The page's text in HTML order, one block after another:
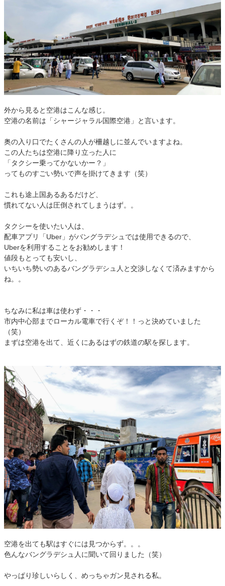
外から見ると空港はこんな感じ。
空港の名前は「シャージャラル国際空港」と言います。
奥の入り口でたくさんの人が柵越しに並んでいますよね。
この人たちは空港に降り立った人に
「タクシー乗ってかないかー？」
ってものすごい勢いで声を掛けてきます（笑）
これも途上国あるあるだけど、
慣れてない人は圧倒されてしまうはず。。
タクシーを使いたい人は、
配車アプリ「Uber」がバングラデシュでは使用できるので、
Uberを利用することをお勧めします！
値段もとっても安いし、
いちいち勢いのあるバングラデシュ人と交渉しなくて済みますから
ね。。
ちなみに私は車は使わず・・・
市内中心部までローカル電車で行くぞ！！っと決めていました
（笑）
まずは空港を出て、近くにあるはずの鉄道の駅を探します。
空港を出ても駅はすぐには見つからず。。。
色んなバングラデシュ人に聞いて回りました（笑）
やっぱり珍しいらしく、めっちゃガン見される私。